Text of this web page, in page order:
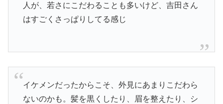
人が、若さにこだわることも多いけど、吉田さん
はすごくさっぱりしてる感じ
イケメンだったからこそ、外見にあまりこだわら
ないのかも。髪を黒くしたり、眉を整えたり、シ